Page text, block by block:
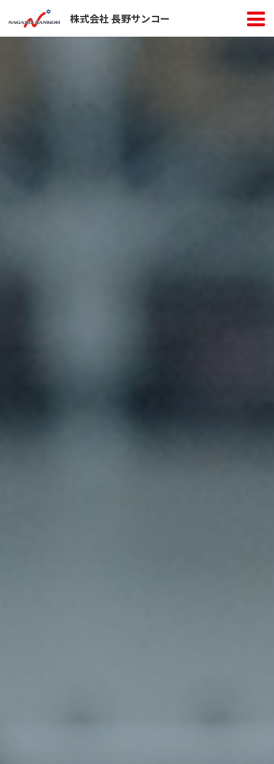
株式会社 長野サンコー